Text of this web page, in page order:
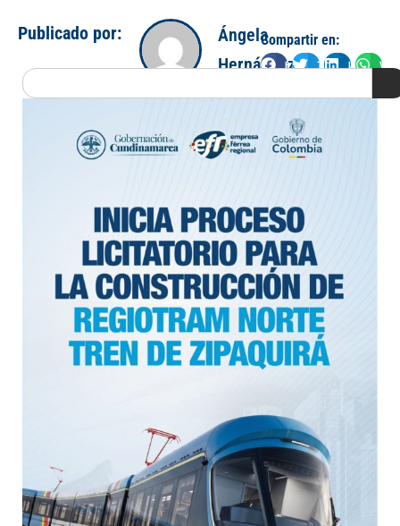
Publicado por:
Ángela
Hernández
Compartir en:
FacebookTwitterLinkedIn
Search